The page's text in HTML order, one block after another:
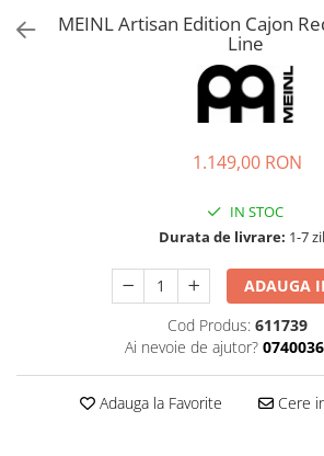
Microfoane de voce si live
Microfoane lavaliera si headset
Microfoane podcast, USB, iOS /
Microfoane pt Camere Video
Microfoane wireless si sisteme
Studio si inregistrari
Accesorii de microfoane
Accesorii de rack
MEINL Artisan Edition Cajon
Line
1.149,00 RON
IN STOC
Durata de livrare: 1-7
ADAUGA
Cod Produs: 611739
Ai nevoie de ajutor?
Adauga la Favorite Cere